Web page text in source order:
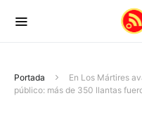
Portada
En Los Mártires
público: más de 350 llantas